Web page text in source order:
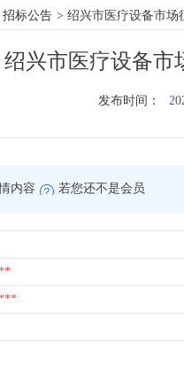
招标公告 > 绍兴市医疗设备市场
绍兴市医疗设备市
发布时间：
内容 若您还不是会员